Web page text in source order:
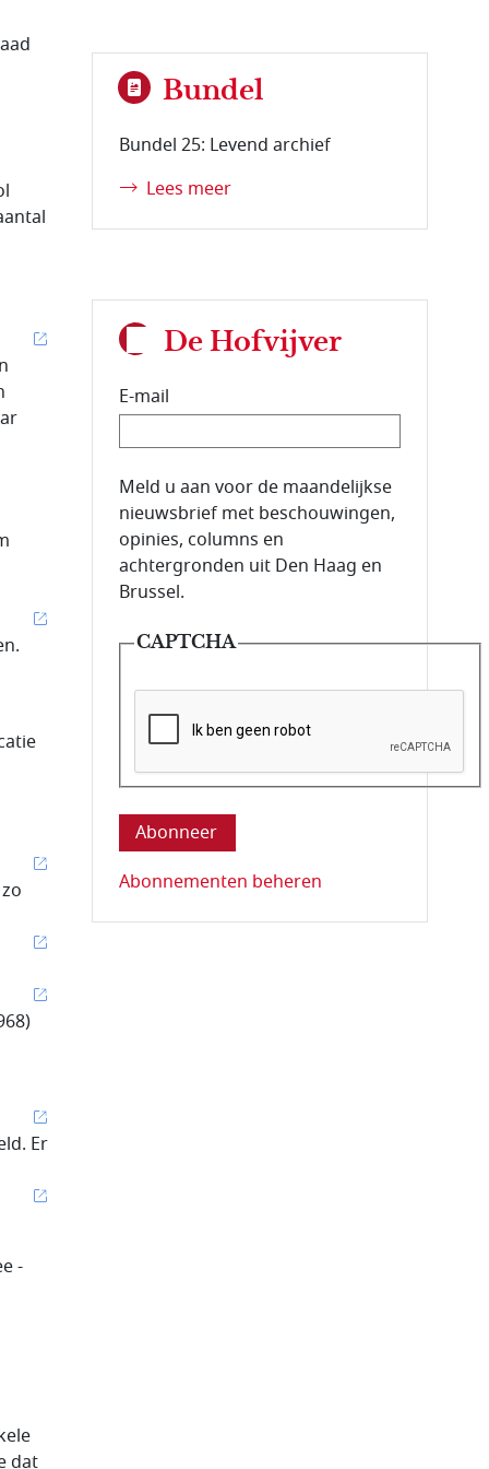
Er
-
dat
Bundel
Bundel 25: Levend archief
Lees meer
De Hofvijver
E-mail
E-mailadres van de abonnee.
Meld u aan voor de maandelijkse
nieuwsbrief met beschouwingen,
opinies, columns en
achtergronden uit Den Haag en
Brussel.
CAPTCHA
Deze vraag is om te controleren dat u
Abonnementen beheren